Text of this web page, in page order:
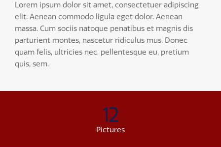
Lorem ipsum dolor sit amet, consectetuer adipiscing
elit. Aenean commodo ligula eget dolor. Aenean
massa. Cum sociis natoque penatibus et magnis dis
parturient montes, nascetur ridiculus mus. Donec
quam felis, ultricies nec, pellentesque eu, pretium
quis, sem.
12
Pictures